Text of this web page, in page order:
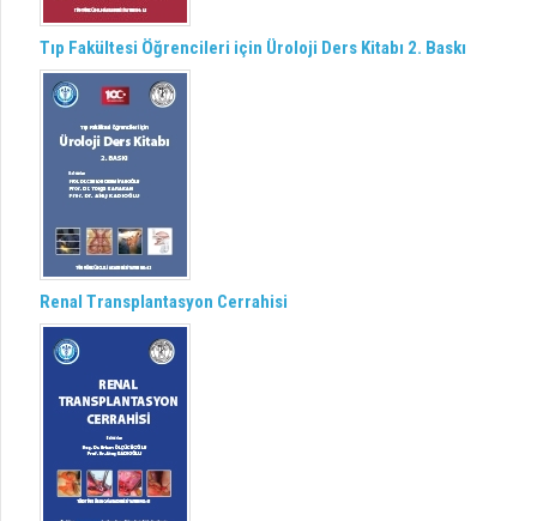
Tıp Fakültesi Öğrencileri için Üroloji Ders Kitabı 2. Baskı
Renal Transplantasyon Cerrahisi